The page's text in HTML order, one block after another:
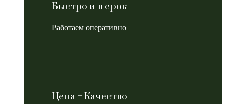
Быстро и в срок
Работаем оперативно
Цена = Качество